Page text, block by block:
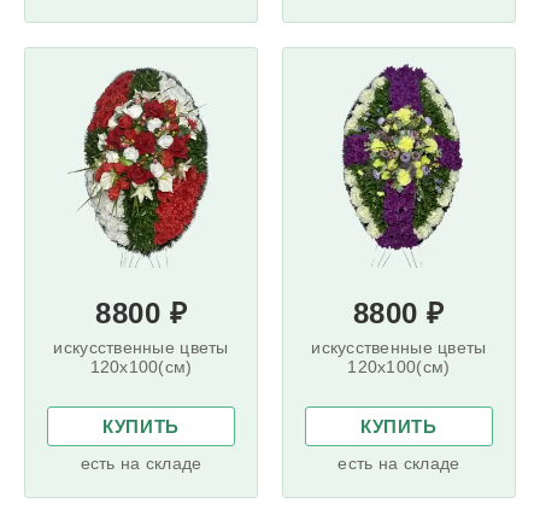
8800 ₽
искусственные цветы
120x100(см)
КУПИТЬ
есть на складе
8800 ₽
искусственные цветы
120x100(см)
КУПИТЬ
есть на складе